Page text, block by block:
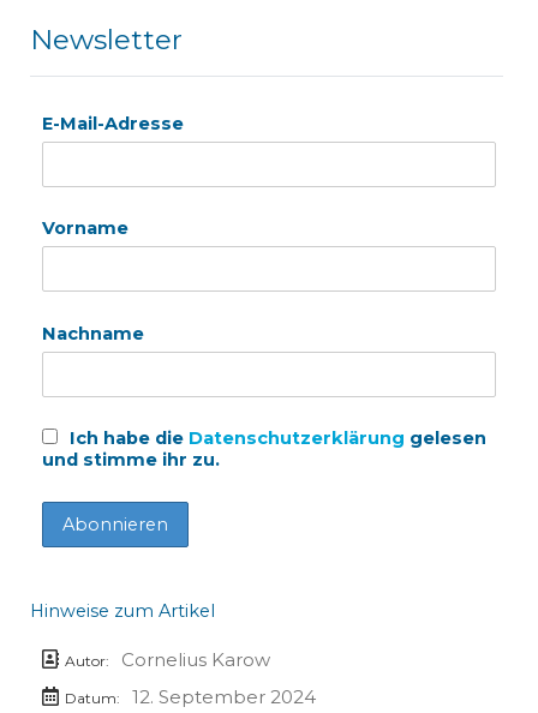
Newsletter
E-Mail-Adresse
Vorname
Nachname
Ich habe die Datenschutzerklärung gelesen
und stimme ihr zu.
Hinweise zum Artikel
Autor: Cornelius Karow
Datum:
12. September 2024